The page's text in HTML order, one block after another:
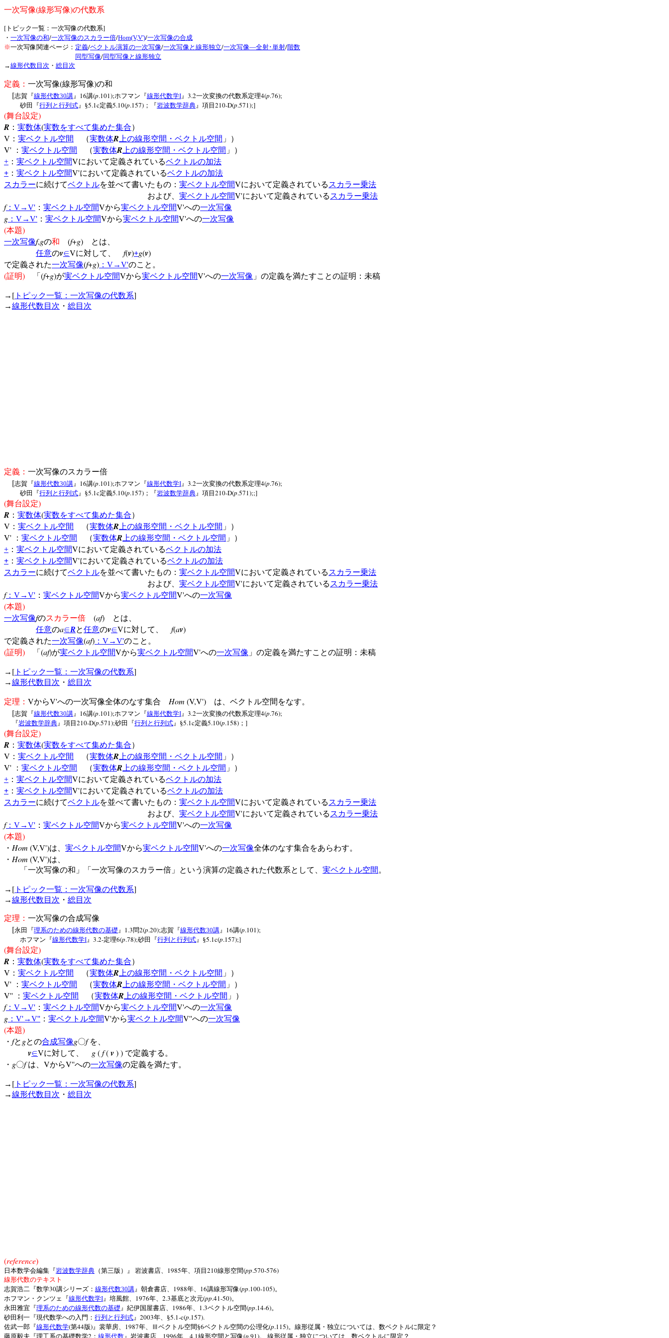
一次写像(線形写像)の代数系
[ トピック一覧：一次写像の代数系]
・ 一次写像の和/一次写像のスカラー倍/Hom(V,V')/一次写像の合成
※一次写像関連ページ： 定義/ベクトル演算の一次写像/一次写像と線形独立/一次写像―全射･単射/階数
同型写像/同型写像と線形独立
→線形代数目次 ・ 総目次
定義： 一次写像(線形写像)の和
[志賀『線形代数30講』 16講(p.101);ホフマン『線形代数学I』 3.2一次変換の代数系定理4(p.76);
砂田『行列と行列式』§5.1c定義5.10(p.157) ；『岩波数学辞典』項目 210-D(p.571);]
(舞台設定)
R ： 実数体(実数をすべて集めた集合）
V ： 実ベクトル空間 （実数体R 上の線形空間・ベクトル空間 」）
V' ： 実ベクトル空間 （実数体R 上の線形空間・ベクトル空間 」）
+ ： 実ベクトル空間Vにおいて定義されているベクトルの加法
+ ： 実ベクトル空間V'において定義されているベクトルの加法
スカラーに続けてベクトルを並べて書いたもの： 実ベクトル空間Vにおいて定義されている スカラー乗法
および、 実ベクトル空間V'において定義されている スカラー乗法
f： V→V' ： 実ベクトル空間Vから実ベクトル空間V'への一次写像
g ： V→V' ： 実ベクトル空間Vから実ベクトル空間V'への一次写像
(本題)
一次写像f,gの和 (f+g) とは、
任意のv∈Vに対して、 f(v)+g(v)
で定義された一次写像(f+g) ： V→V'のこと。
(証明) 「 (f+g)が実ベクトル空間Vから実ベクトル空間V'への一次写像 」の定義を満たすことの証明：未稿
→ [ トピック一覧：一次写像の代数系]
→線形代数目次 ・ 総目次
定義： 一次写像のスカラー倍
[志賀『線形代数30講』 16講(p.101);ホフマン『線形代数学I』 3.2一次変換の代数系定理4(p.76);
砂田『行列と行列式』§5.1c定義5.10(p.157) ；『岩波数学辞典』項目 210-D(p.571);;]
(舞台設定)
R ： 実数体(実数をすべて集めた集合）
V ： 実ベクトル空間 （実数体R 上の線形空間・ベクトル空間 」）
V' ： 実ベクトル空間 （実数体R 上の線形空間・ベクトル空間 」）
+ ： 実ベクトル空間Vにおいて定義されているベクトルの加法
+ ： 実ベクトル空間V'において定義されているベクトルの加法
スカラーに続けてベクトルを並べて書いたもの： 実ベクトル空間Vにおいて定義されている スカラー乗法
および、 実ベクトル空間V'において定義されている スカラー乗法
f： V→V' ： 実ベクトル空間Vから実ベクトル空間V'への一次写像
(本題)
一次写像fのスカラー倍 (af) とは、
任意のa∈Rと任意のv∈Vに対して、 f(av)
で定義された一次写像(af) ： V→V'のこと。
(証明) 「 (af)が実ベクトル空間Vから実ベクトル空間V'への一次写像 」の定義を満たすことの証明：未稿
→ [ トピック一覧：一次写像の代数系]
→線形代数目次 ・ 総目次
定理： VからV'への一次写像全体のなす集合 Hom (V,V') は、ベクトル空間をなす。
[志賀『線形代数30講』 16講(p.101);ホフマン『線形代数学I』 3.2一次変換の代数系定理4(p.76);
『岩波数学辞典』項目 210-D(p.571);砂田『行列と行列式』§5.1c定義5.10(p.158) ； ]
(舞台設定)
R ： 実数体(実数をすべて集めた集合）
V ： 実ベクトル空間 （実数体R 上の線形空間・ベクトル空間 」）
V' ： 実ベクトル空間 （実数体R 上の線形空間・ベクトル空間 」）
+ ： 実ベクトル空間Vにおいて定義されているベクトルの加法
+ ： 実ベクトル空間V'において定義されているベクトルの加法
スカラーに続けてベクトルを並べて書いたもの： 実ベクトル空間Vにおいて定義されている スカラー乗法
および、 実ベクトル空間V'において定義されている スカラー乗法
f： V→V' ： 実ベクトル空間Vから実ベクトル空間V'への一次写像
(本題)
・ Hom (V,V')は、 実ベクトル空間Vから実ベクトル空間V'への一次写像全体のなす集合をあらわす。
・ Hom (V,V')は、
「一次写像の和」「一次写像のスカラー倍」という演算の定義された代数系として、 実ベクトル空間 。
→ [ トピック一覧：一次写像の代数系]
→線形代数目次 ・ 総目次
定理： 一次写像の合成写像
[永田『理系のための線形代数の基礎』 1.3問2(p.20);志賀『線形代数30講』 16講(p.101);
ホフマン『線形代数学I』 3.2-定理6(p.78);砂田『行列と行列式』§5.1c(p.157);]
(舞台設定)
R ： 実数体(実数をすべて集めた集合）
V ： 実ベクトル空間 （実数体R 上の線形空間・ベクトル空間 」）
V' ： 実ベクトル空間 （実数体R 上の線形空間・ベクトル空間 」）
V'' ： 実ベクトル空間 （実数体R 上の線形空間・ベクトル空間 」）
f： V→V' ： 実ベクトル空間Vから実ベクトル空間V'への一次写像
g ： V'→V'' ： 実ベクトル空間V'から実ベクトル空間V''への一次写像
(本題)
・ fと gとの合成写像g〇fを、
v∈Vに対して、 g(f(v) ) で定義する。
・ g〇fは、 VからV''への一次写像の定義を満たす。
→ [ トピック一覧：一次写像の代数系]
→線形代数目次 ・ 総目次
(reference)
日本数学会編集『岩波数学辞典 （第三版）』 岩波書店、 1985年、項目 210線形空間(pp.570-576)
線形代数のテキスト
志賀浩二『数学30講シリーズ： 線形代数30講』朝倉書店、 1988年、 16講線形写像(pp.100-105)。
ホフマン・クンツェ『線形代数学I』培風館、 1976年、 2.3基底と次元(pp.41-50)。
永田雅宜『理系のための線形代数の基礎』紀伊国屋書店、 1986年、 1.3ベクトル空間(pp.14-6)。
砂田利一『現代数学への入門： 行列と行列式』 2003年、§5.1-c(p.157).
佐武一郎『線形代数学(第44版)』裳華房、 1987年、Ⅲベクトル空間§6ベクトル空間の公理化(p.115)。線形従属・独立については、数ベクトルに限定？
藤原毅夫『理工系の基礎数学2 ： 線形代数 』岩波書店、 1996年、 4.1 線形空間と写像(p.91)。 線形従属・独立については、数ベクトルに限定？